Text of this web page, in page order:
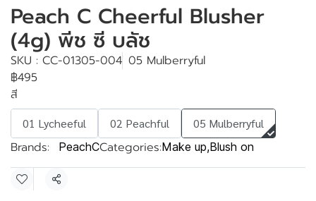
Peach C Cheerful Blusher
(4g) พีช ซี บลัช
SKU : CC-01305-004 05 Mulberryful
฿495
สี
01 Lycheeful 02 Peachful 05 Mulberryful
Brands: PeachCCategories:Make up,Blush on
Share